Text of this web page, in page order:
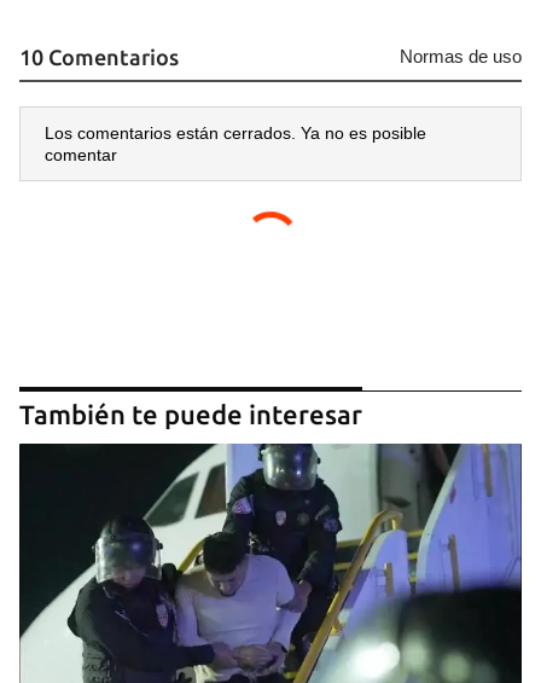
10 Comentarios Normas de uso
Los comentarios están cerrados. Ya no es posible
comentar
También te puede interesar